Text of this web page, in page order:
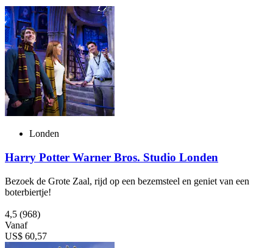
Londen
Harry Potter Warner Bros. Studio Londen
Bezoek de Grote Zaal, rijd op een bezemsteel en geniet van een
boterbiertje!
4,5 (968)
Vanaf
US$ 60,57